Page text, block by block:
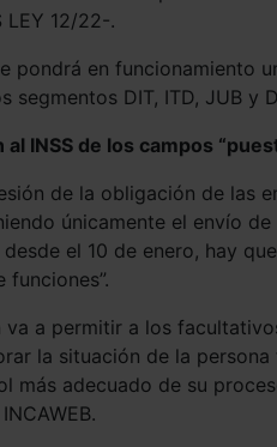
LEY 12/22-.
pondrá en funcionamiento
segmentos DIT, ITD, JUB y
INSS de los campos
de la obligación de las
únicamente el envío
el 10 de enero, hay
funciones”.
va a permitir a los
la situación de la
más adecuado de su